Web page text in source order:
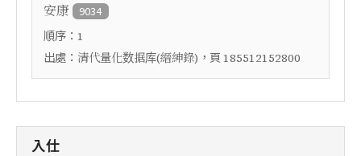
安康 9034
順序： 1
出處： 清代量化数据库(縉紳錄) ，頁 185512152800
入仕